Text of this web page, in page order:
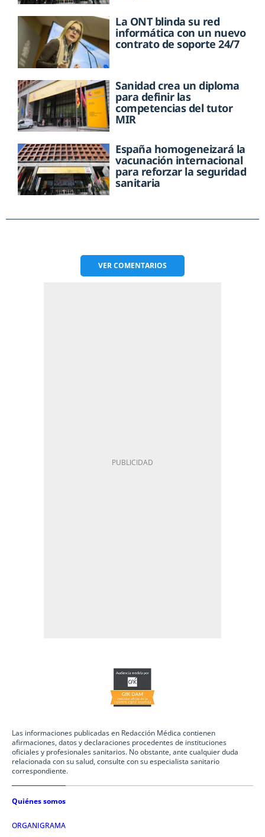
La ONT blinda su red
informática con un nuevo
contrato de soporte 24/7
Sanidad crea un diploma
para definir las
competencias del tutor
MIR
España homogeneizará la
vacunación internacional
para reforzar la seguridad
sanitaria
VERCOMENTARIOS
Las informaciones publicadas en Redacción Médica contienen
afirmaciones, datos y declaraciones procedentes de instituciones
oficiales y profesionales sanitarios. No obstante, ante cualquier duda
relacionada con su salud, consulte con su especialista sanitario
correspondiente.
Quiénes somos
ORGANIGRAMA